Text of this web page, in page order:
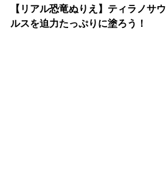
【リアル恐竜ぬりえ】ティラノサウ
ルスを迫力たっぷりに塗ろう！